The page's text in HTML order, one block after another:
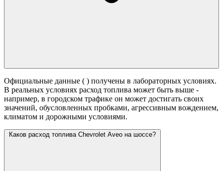
Официальные данные ( ) получены в лабораторных условиях.
В реальных условиях расход топлива может быть выше -
например, в городском трафике он может достигать своих
значений, обусловленных пробками, агрессивным вождением,
климатом и дорожными условиями.
Каков расход топлива Chevrolet Aveo на шоссе?